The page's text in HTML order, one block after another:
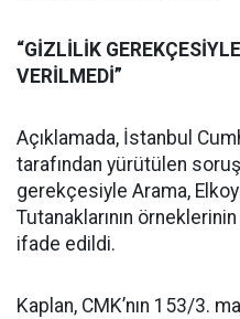
“GİZLİLİK
VERİLMEDİ”
Açıklamada, İstanbul
tarafından yürütülen
gerekçesiyle Arama,
Tutanaklarının
ifade edildi.
Kaplan, CMK’nın 153/3.